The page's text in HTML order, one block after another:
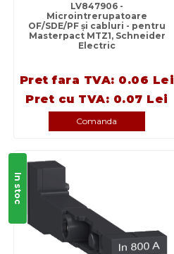
LV847906 -
Microintrerupatoare
OF/SDE/PF și cabluri - pentru
Masterpact MTZ1, Schneider
Electric
Pret fara TVA: 0.06 Lei
Pret cu TVA: 0.07 Lei
Comanda
In stoc